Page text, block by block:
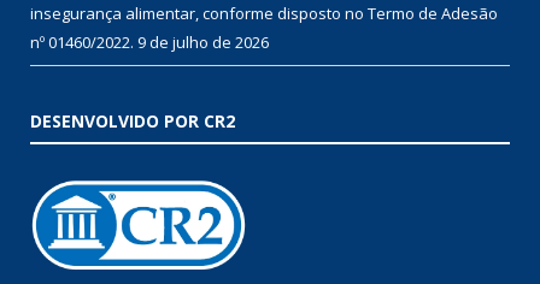
insegurança alimentar, conforme disposto no Termo de Adesão
nº 01460/2022. 9 de julho de 2026
DESENVOLVIDO POR CR2